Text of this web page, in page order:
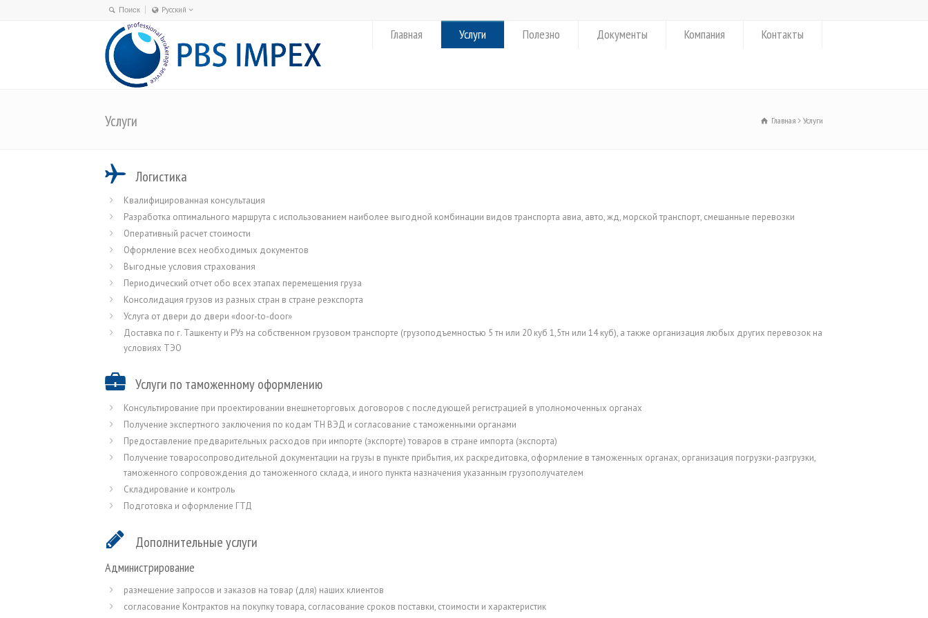
Русский
English
Español
Главная Услуги Полезно Документы Компания Контакты
Услуги Главная Услуги
Логистика
Квалифицированная консультация
Разработка оптимального маршрута с использованием наиболее выгодной комбинации видов транспорта авиа, авто, жд, морской транспорт, смешанные перевозки
Оперативный расчет стоимости
Оформление всех необходимых документов
Выгодные условия страхования
Периодический отчет обо всех этапах перемещения груза
Консолидация грузов из разных стран в стране реэкспорта
Услуга от двери до двери «door-to-door»
Доставка по г. Ташкенту и РУз на собственном грузовом транспорте (грузоподъемностью 5 тн или 20 куб 1,5тн или 14 куб), а также организация любых других перевозок на
условиях ТЭО
Услуги по таможенному оформлению
Консультирование при проектировании внешнеторговых договоров с последующей регистрацией в уполномоченных органах
Получение экспертного заключения по кодам ТН ВЭД и согласование с таможенными органами
Предоставление предварительных расходов при импорте (экспорте) товаров в стране импорта (экспорта)
Получение товаросопроводительной документации на грузы в пункте прибытия, их раскредитовка, оформление в таможенных органах, организация погрузки-разгрузки,
таможенного сопровождения до таможенного склада, и иного пункта назначения указанным грузополучателем
Складирование и контроль
Подготовка и оформление ГТД
Дополнительные услуги
Администрирование
размещение запросов и заказов на товар (для) наших клиентов
согласование Контрактов на покупку товара, согласование сроков поставки, стоимости и характеристик